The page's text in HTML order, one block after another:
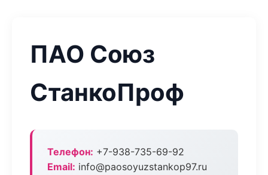
ПАО Союз
СтанкоПроф
Телефон: +7-938-735-69-92
Email: info@paosoyuzstankop97.ru